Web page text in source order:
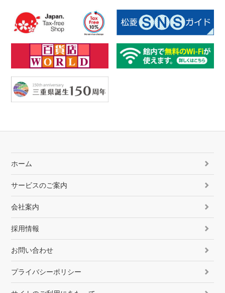
ホーム
サービスのご案内
会社案内
採用情報
お問い合わせ
プライバシーポリシー